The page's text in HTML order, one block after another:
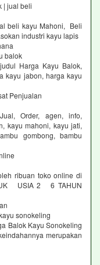
| jual beli
beli kayu Mahoni, Beli
industri kayu lapis
balok
Harga Kayu Balok,
kayu jabon, harga kayu
Penjualan
Order, agen, info,
kayu mahoni, kayu jati,
gombong, bambu
ribuan toko online di
USIA 2 6 TAHUN
sonokeling
Balok Kayu Sonokeling
merupakan